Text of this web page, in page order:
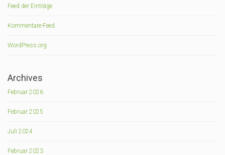
Feed der Einträge
Kommentare-Feed
WordPress.org
Archives
Februar 2026
Februar 2025
Juli 2024
Februar 2023